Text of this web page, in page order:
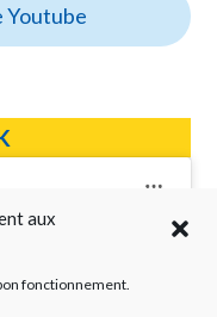
aux
fonctionnement.
Youtube